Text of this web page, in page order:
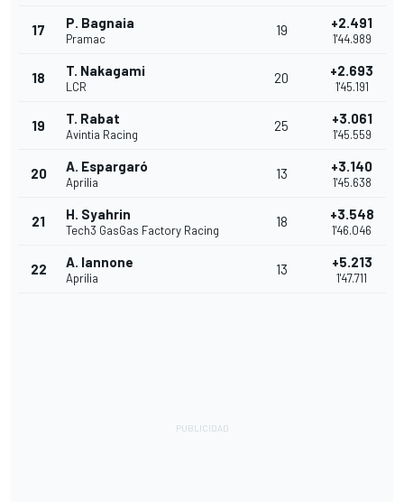
17 P. Bagnaia
Pramac
19 +2.491
1'44.989
18 T. Nakagami
LCR
20 +2.693
1'45.191
19 T. Rabat
Avintia Racing
25 +3.061
1'45.559
20 A. Espargaró
Aprilia
13 +3.140
1'45.638
21 H. Syahrin
Tech3 GasGas Factory Racing
18 +3.548
1'46.046
22 A. Iannone
Aprilia
13 +5.213
1'47.711